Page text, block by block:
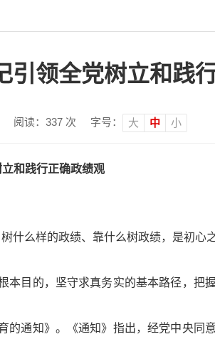
领全党树立和践
阅读： 337次 字号： 大 中 小
和践行正确政绩观
什么样的政绩、靠什么树政绩，是初心
目的，坚守求真务实的基本路径，把
通知》。《通知》指出，经党中央同